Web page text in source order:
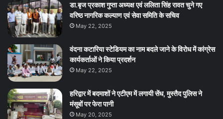
डा.बृज प्रकाश गुप्ता अध्यक्ष एवं ललिता सिंह रावत चुने गए
वरिष्ठ नागरिक कल्याण एवं सेवा समिति के सचिव
May 22, 2025
वंदना कटारिया स्टेडियम का नाम बदले जाने के विरोध में कांग्रेस
कार्यकर्ताओं ने किया प्रदर्शन
May 22, 2025
हरिद्वार में बदमाशों ने एटीएम में लगायी सेंध, मुस्तैद पुलिस ने
मंसूबों पर फेरा पानी
May 20, 2025